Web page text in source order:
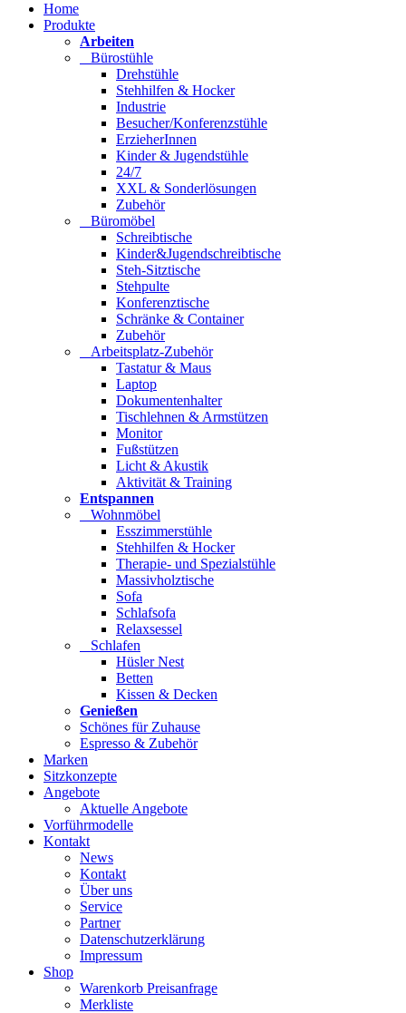
Home
Produkte
Arbeiten
Bürostühle
Drehstühle
Stehhilfen & Hocker
Industrie
Besucher/Konferenzstühle
ErzieherInnen
Kinder & Jugendstühle
24/7
XXL & Sonderlösungen
Zubehör
Büromöbel
Schreibtische
Kinder&Jugendschreibtische
Steh-Sitztische
Stehpulte
Konferenztische
Schränke & Container
Zubehör
Arbeitsplatz-Zubehör
Tastatur & Maus
Laptop
Dokumentenhalter
Tischlehnen & Armstützen
Monitor
Fußstützen
Licht & Akustik
Aktivität & Training
Entspannen
Wohnmöbel
Esszimmerstühle
Stehhilfen & Hocker
Therapie- und Spezialstühle
Massivholztische
Sofa
Schlafsofa
Relaxsessel
Schlafen
Hüsler Nest
Betten
Kissen & Decken
Genießen
Schönes für Zuhause
Espresso & Zubehör
Marken
Sitzkonzepte
Angebote
Aktuelle Angebote
Vorführmodelle
Kontakt
News
Kontakt
Über uns
Service
Partner
Datenschutzerklärung
Impressum
Shop
Warenkorb Preisanfrage
Merkliste